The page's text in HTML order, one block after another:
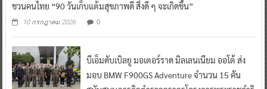
ชวนคนไทย “90 วันเก็บแต้มสุขภาพดี สิ่งดี ๆ จะเกิดขึ้น”
10 กรกฎาคม 2026 0
บีเอ็มดับเบิลยู มอเตอร์ราด มิลเลนเนียม ออโต้ ส่ง
มอบ BMW F900GS Adventure จำนวน 15 คัน